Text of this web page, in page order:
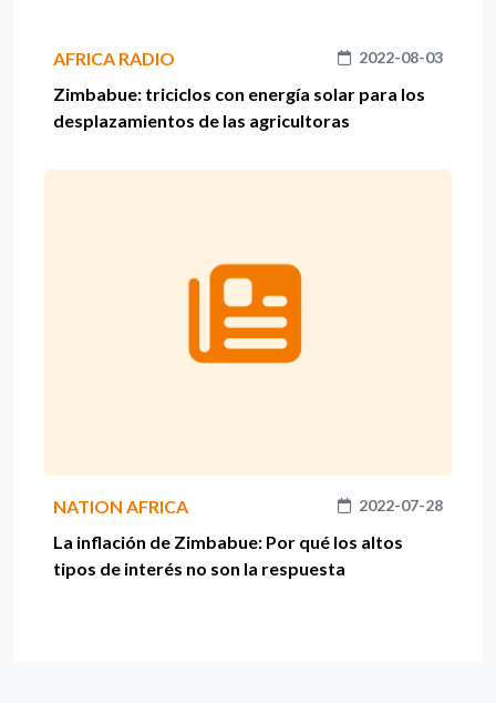
AFRICA RADIO 2022-08-03
Zimbabue: triciclos con energía solar para los
desplazamientos de las agricultoras
NATION AFRICA 2022-07-28
La inflación de Zimbabue: Por qué los altos
tipos de interés no son la respuesta